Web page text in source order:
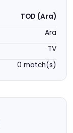
TOD (Ara)
Ara
TV
0 match(s)